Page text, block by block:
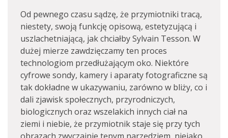
Od pewnego czasu sądzę, że przymiotniki tracą,
niestety, swoją funkcję opisową, estetyzującą i
uszlachetniającą, jak chciałby Sylvain Tesson. W
dużej mierze zawdzięczamy ten proces
technologiom przedłużającym oko. Niektóre
cyfrowe sondy, kamery i aparaty fotograficzne są
tak dokładne w ukazywaniu, zarówno w bliży, co i
dali zjawisk społecznych, przyrodniczych,
biologicznych oraz wszelakich innych ciał na
ziemi i niebie, że przymiotnik staje się przy tych